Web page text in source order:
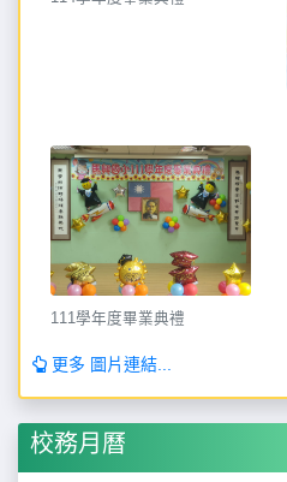
111學年度畢業典禮
更多 圖片連結...
校務月曆